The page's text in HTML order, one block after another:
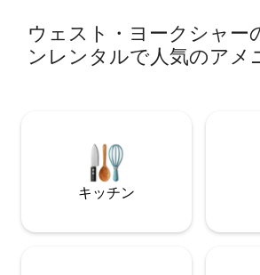
ウェスト・ヨークシャー
ンレンタルで人気のアメ
キッチン